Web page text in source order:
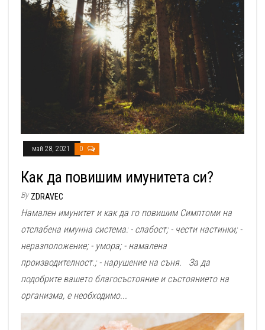
май 28, 2021 0
Как да повишим имунитета си?
By ZDRAVEC
Намален имунитет и как да го повишим Симптоми на
отслабена имунна система: - слабост; - чести настинки; -
неразположение; - умора; - намалена
производителност.; - нарушение на съня. За да
подобрите вашето благосъстояние и състоянието на
организма, е необходимо...